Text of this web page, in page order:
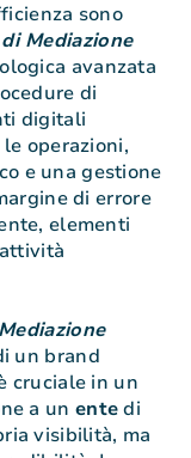
sono
Mediazione
avanzata
di
digitali
operazioni,
e una gestione
di errore
elementi
un brand
cruciale in un
a un entedi
visibilità, ma